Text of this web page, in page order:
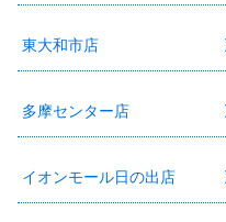
東大和市店
多摩センター店
イオンモール日の出店